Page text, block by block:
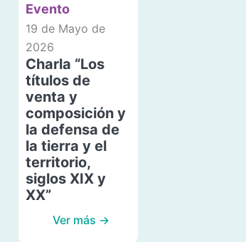
Evento
19 de Mayo de
2026
Charla “Los
títulos de
venta y
composición y
la defensa de
la tierra y el
territorio,
siglos XIX y
XX”
Ver más →